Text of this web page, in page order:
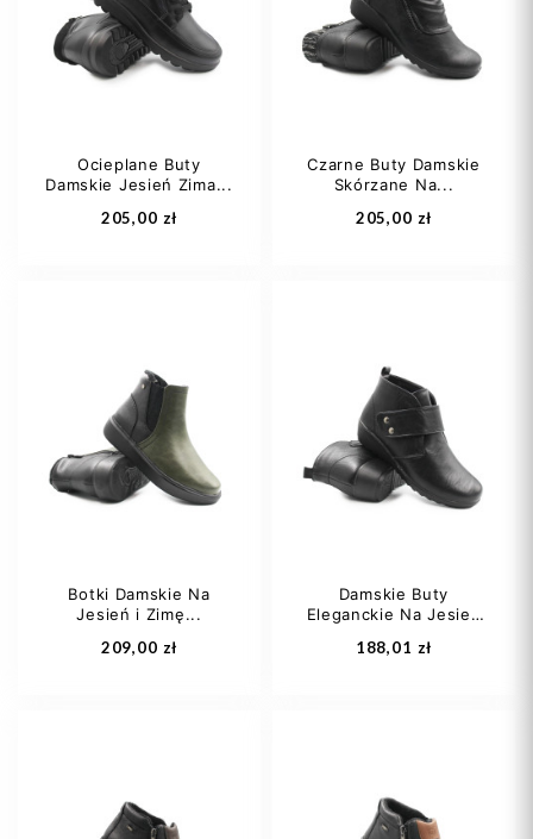
Ocieplane Buty
Damskie Jesień Zima...
205,00 zł
37
39
Dodaj do koszyka
Czarne Buty Damskie
Skórzane Na...
205,00 zł
36 37
Dodaj do koszyka
Botki Damskie Na
Jesień i Zimę...
209,00 zł
Damskie Buty
Eleganckie Na Jesień
188,01 zł